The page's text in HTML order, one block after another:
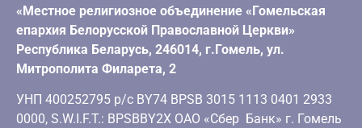
«Местное религиозное объединение «Гомельская
епархия Белорусской Православной Церкви»
Республика Беларусь, 246014, г.Гомель, ул.
Митрополита Филарета, 2
УНП 400252795 р/с BY74 BPSB 3015 1113 0401 2933
0000, S.W.I.F.T.: BPSBBY2X ОАО «Сбер Банк» г. Гомель